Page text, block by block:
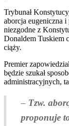
Trybunał
aborcja eugeniczna i
niezgodne z
Donaldem Tuskiem
ciąży.
Premier
będzie szukał
administracyjnych,
– Tzw.
proponuje